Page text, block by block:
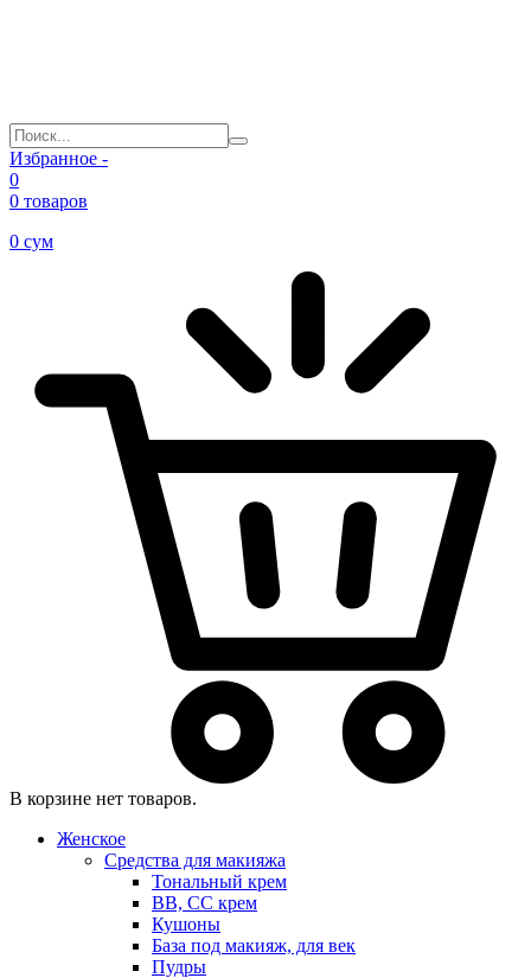
Избранное -
0
0 товаров
0 сум
В корзине нет товаров.
Женское
Средства для макияжа
Тональный крем
BB, CC крем
Кушоны
База под макияж, для век
Пудры